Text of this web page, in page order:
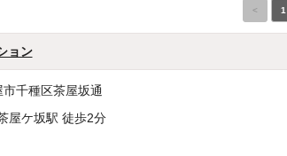
< 1
ョン
千種区茶屋坂通
屋ケ坂駅 徒歩2分